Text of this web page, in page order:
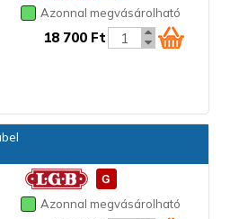
Azonnal megvásárolható
18 700 Ft
Azonnal megvásárolható